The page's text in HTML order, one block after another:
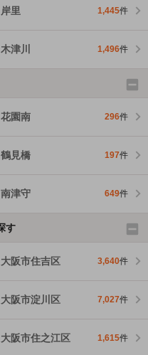
岸里 1,445件
木津川 1,496件
花園南 296件
鶴見橋 197件
南津守 649件
す
大阪市住吉区 3,640件
大阪市淀川区 7,027件
大阪市住之江区 1,615件